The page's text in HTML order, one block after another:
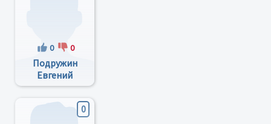
0 0
Подружин
Евгений
Герасимович
0